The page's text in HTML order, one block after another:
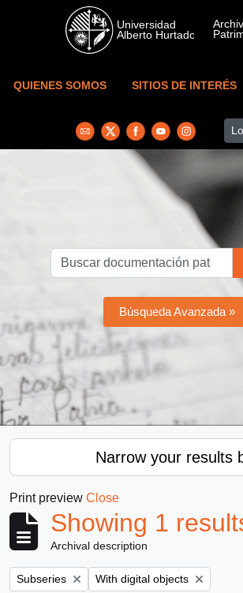
Skip to main content
QUIENES SOMOS SITIOS DE INTERÉS
Búsqueda Avanzada »
Narrow your results
Print preview Close
Showing 1
Archival description
Remove filter:
Subseries Remove filter:
With digital objects